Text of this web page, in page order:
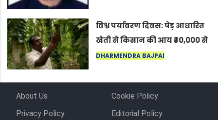
विश्व पर्यावरण दिवस: पेड़ आधारित
खेती से किसान की आय ₹30,000 से
बढ़कर ₹3 लाख प्रति एकड़ हुई
DHARMENDRA BAJPAI
About Us
Cookie Policy
Privacy Policy
Editorial Policy